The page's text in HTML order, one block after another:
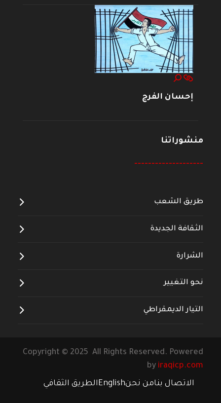
إحسان الفرج
منشوراتنا
--------------------
طريق الشعب
الثقافة الجديدة
الشرارة
نحو التغيير
التيار الديمقراطي
Copyright © 2025 All Rights Reserved. Powered
by iraqicp.com
الاتصال بنامن نحنEnglishالطريق الثقافي